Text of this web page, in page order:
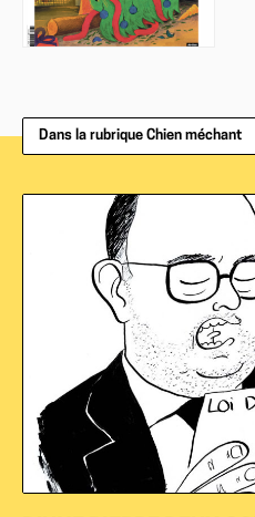
Dans la rubrique Chien méchant